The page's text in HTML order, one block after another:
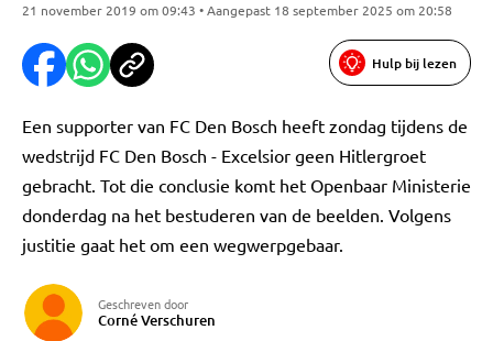
21 november 2019 om 09:43 • Aangepast 18 september 2025 om 20:58
Hulp bij lezen
Een supporter van FC Den Bosch heeft zondag tijdens de
wedstrijd FC Den Bosch - Excelsior geen Hitlergroet
gebracht. Tot die conclusie komt het Openbaar Ministerie
donderdag na het bestuderen van de beelden. Volgens
justitie gaat het om een wegwerpgebaar.
Geschreven door
Corné Verschuren